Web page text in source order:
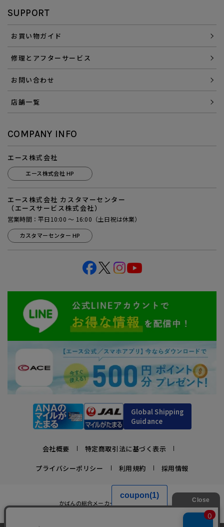
SUPPORT
お買い物ガイド
修理とアフターサービス
お問い合わせ
店舗一覧
COMPANY INFO
エース株式会社
エース株式会社 HP
エース株式会社 カスタマーセンター
（エースサービス株式会社）
営業時間：平日10:00 ～ 16:00（土日祝は休業）
カスタマーセンター HP
Global Shipping
Guidance
会社概要 特定商取引法に基づく表示
プライバシーポリシー 利用規約 採用情報
かばんの総合メーカー、エース公式サイト
スーツケースビジネスバッグ直営店ならではの豊富なラインナップでご紹介！